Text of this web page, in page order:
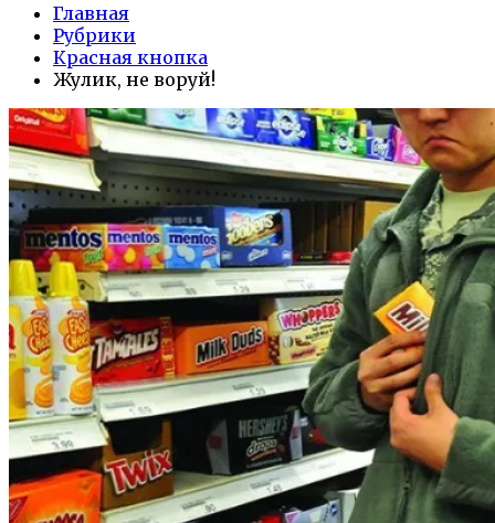
Главная
Рубрики
Красная кнопка
Жулик, не воруй!